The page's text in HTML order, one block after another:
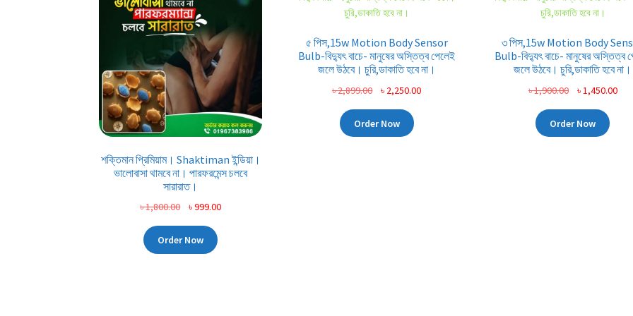
শক্তিমান প্রিমিয়াম। Shaktiman ইন্ডিয়া।
ভালোবাসা থামবে না। পারফরমেন্স চলবে
সারারাত।
৳1,800.00
Original
was:
৳ 1,800.00.
৳999.00Current
Order Now
৫ পিস,15w Motion Body Sensor
Bulb-বিদ্যুৎ বাচে- মানুষের অস্তিত্ব পেলেই
জলে উঠবে। চুরি,ডাকাতি হবে না।
৳2,899.00
Original
was:
৳ 2,899.00.
৳ 2,250.00Current
Order Now
৩ পিস,15w Motion Body
Bulb-বিদ্যুৎ বাচে- মানুষের অস্তিত্ব
জলে উঠবে। চুরি,ডাকাতি হবে না।
৳1,900.00
Original
was:
৳ 1,900.00.
৳1,450.00
Order Now